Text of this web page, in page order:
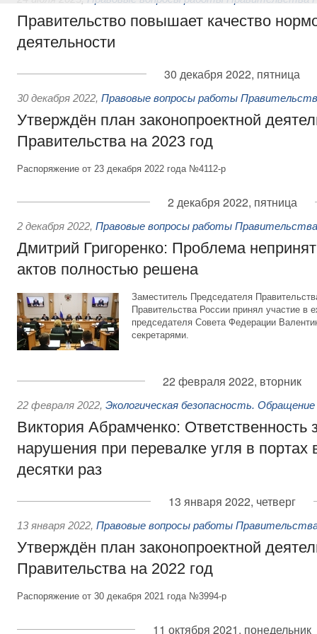
Правительство повышает качество
деятельности
30 декабря 2022, пятница
30 декабря 2022, Правовые вопросы работы
Утверждён план законопроектной
Правительства на 2023 год
Распоряжение от 23 декабря 2022 года №4112-р
2 декабря 2022, пятница
2 декабря 2022, Правовые вопросы работы
Дмитрий Григоренко: Проблема
актов полностью решена
Заместитель Председателя
Правительства России принял участие в
председателя Совета Федерации
секретарями.
22 февраля 2022, вторник
22 февраля 2022, Экологическая безопасность.
Виктория Абрамченко: Ответственность
нарушения при перевалке угля в портах
десятки раз
13 января 2022, четверг
13 января 2022, Правовые вопросы работы
Утверждён план законопроектной
Правительства на 2022 год
Распоряжение от 30 декабря 2021 года №3994-р
11 октября 2021, понедельник